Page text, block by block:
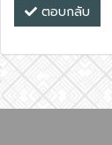
ตอบกลับ